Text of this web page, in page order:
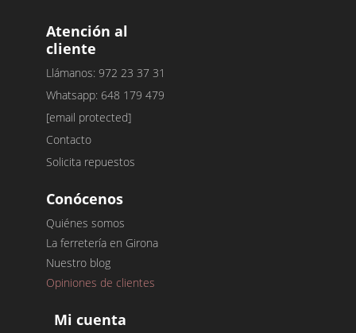
Atención al
cliente
Llámanos: 972 23 37 31
Whatsapp: 648 179 479
[email protected]
Contacto
Solicita repuestos
Conócenos
Quiénes somos
La ferretería en Girona
Nuestro blog
Opiniones de clientes
Mi cuenta